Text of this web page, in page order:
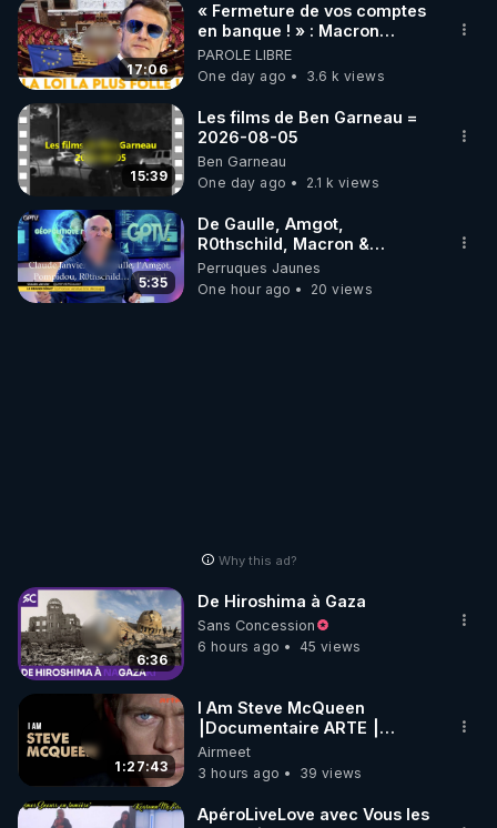
17:06
« Fermeture de vos comptes
en banque ! » : Macron
impose une loi folle !
PAROLE LIBRE
One day ago
3.6 k views
15:39
Les films de Ben Garneau =
2026-08-05
Ben Garneau
One day ago
2.1 k views
5:35
De Gaulle, Amgot,
R0thschild, Macron &
Pompidou… Macron Claude
Janvier, GPTV, 18 X 2024
Perruques Jaunes
One hour ago
20 views
Why this ad?
6:36
De Hiroshima à Gaza
Sans Concession
6 hours ago
45 views
1:27:43
I Am Steve McQueen
⎮Documentaire ARTE ⎮
Cinema
Airmeet
3 hours ago
39 views
ApéroLiveLove avec Vous les